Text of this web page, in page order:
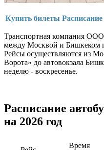
Купить билеты Расписание
Транспортная компания
между Москвой и Бишкеком
Рейсы осуществляются из
Ворота» до автовокзала
неделю - воскресенье.
Расписание
на 2026 год
Время